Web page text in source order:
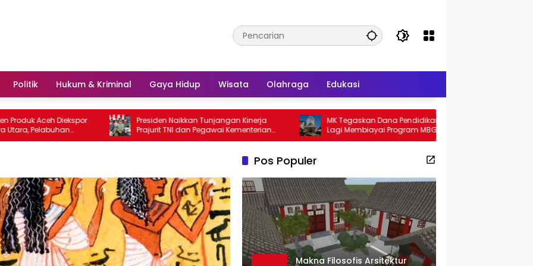
Politik Hukum & Kriminal Gaya Hidup Wisata Olahraga Edukasi
Diekspor
Utama
Presiden Naikkan Tunjangan Kinerja
Prajurit TNI dan Pegawai Kementerian
Pertahanan
MK Tegaskan Dana Pendidikan Tak Boleh
Lagi Membiayai Program MBG
Pos Populer
Makna Filosofis Arsitektur